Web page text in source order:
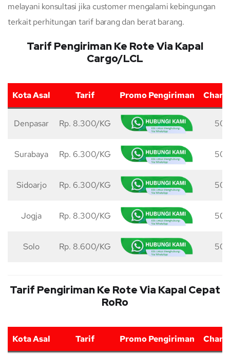
melayani konsultasi jika customer mengalami kebingungan
terkait perhitungan tarif barang dan berat barang.
Tarif Pengiriman Ke Rote Via Kapal
Cargo/LCL
Kota Asal Tarif Promo Pengiriman
Denpasar Rp. 8.300/KG 50
Surabaya Rp. 6.300/KG 50
Sidoarjo Rp. 6.300/KG 50
Jogja Rp. 8.300/KG 50
Solo Rp. 8.600/KG 50
Tarif Pengiriman Ke Rote Via Kapal Cepat
RoRo
Kota Asal Tarif Promo Pengiriman